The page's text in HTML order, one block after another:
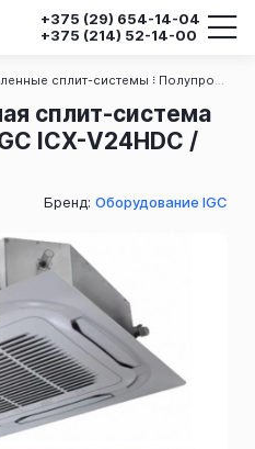
+375 (29) 654-14-04
+375 (214) 52-14-00
сплит-системы Полупромышленные сплит-системы кассетного типа
сплит-система
ICХ-V24HDC /
Бренд: Оборудование IGC